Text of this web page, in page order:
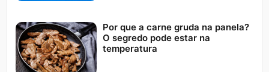
Por que a carne gruda na panela?
O segredo pode estar na
temperatura